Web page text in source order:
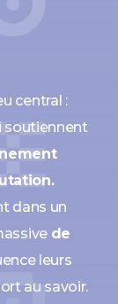
central :
soutiennent
dans un
de
leurs
au savoir.